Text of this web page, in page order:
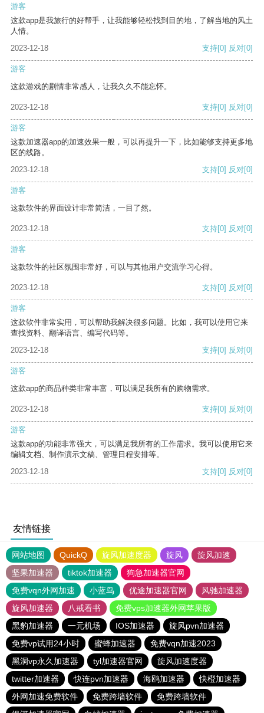
游客
这款app是我旅行的好帮手，让我能够轻松找到目的地，了解当地的风土
人情。
2023-12-18
支持[0] 反对[0]
游客
这款游戏的剧情非常感人，让我久久不能忘怀。
2023-12-18 支持[0] 反对[0]
游客
这款加速器app的加速效果一般，可以再提升一下，比如能够支持更多地
区的线路。
2023-12-18
支持[0] 反对[0]
游客
这款软件的界面设计非常简洁，一目了然。
2023-12-18 支持[0] 反对[0]
游客
这款软件的社区氛围非常好，可以与其他用户交流学习心得。
2023-12-18 支持[0] 反对[0]
游客
这款软件非常实用，可以帮助我解决很多问题。比如，我可以使用它来
查找资料、翻译语言、编写代码等。
2023-12-18
支持[0] 反对[0]
游客
这款app的商品种类非常丰富，可以满足我所有的购物需求。
2023-12-18 支持[0] 反对[0]
游客
这款app的功能非常强大，可以满足我所有的工作需求。我可以使用它来
编辑文档、制作演示文稿、管理日程安排等。
2023-12-18
支持[0] 反对[0]
友情链接
网站地图 QuickQ 旋风加速度器 旋风
旋风加速
坚果加速器
tiktok加速器
狗急加速器官网
免费vqn外网加速
小蓝鸟 优途加速器官网
风驰加速器
旋风加速器
八戒看书
免费vps加速器外网苹果版
黑豹加速器
一元机场 IOS加速器
旋风pvn加速器
免费vp试用24小时
蜜蜂加速器
免费vqn加速2023
黑洞vp永久加速器
tyl加速器官网
旋风加速度器
twitter加速器
快连pvn加速器 海鸥加速器
快橙加速器
外网加速免费软件
免费跨墙软件
免费跨墙软件